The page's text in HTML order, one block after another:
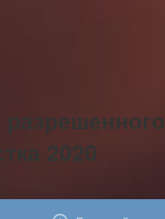
разрешенного
2020